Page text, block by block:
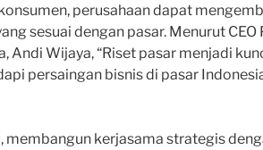
perusahaan dapat
sesuai dengan pasar. Menurut
Andi Wijaya, “Riset pasar menjadi
persaingan bisnis di pasar
membangun kerjasama strategis